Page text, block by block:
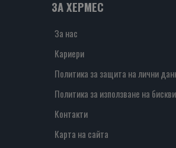
ЗА ХЕРМЕС
За нас
Кариери
Политика за защита на лични
Политика за използване на
Контакти
Карта на сайта